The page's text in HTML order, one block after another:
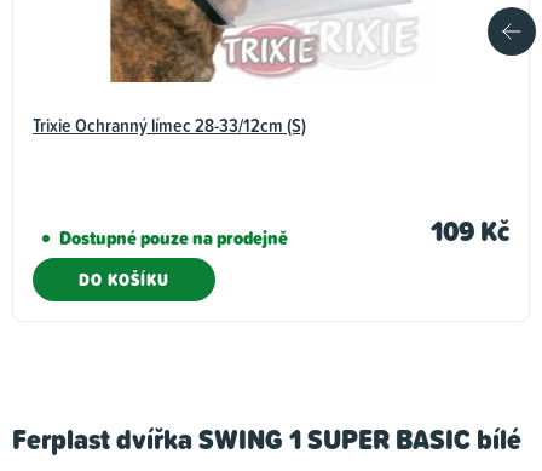
Trixie Ochranný límec 28-33/12cm (S)
Dostupné pouze na prodejně 109 Kč
DO KOŠÍKU
Ferplast dvířka SWING 1 SUPER BASIC bílé